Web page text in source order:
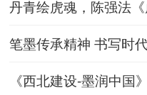
丹青绘虎魂，陈强法
笔墨传承精神 书写
《西北建设-墨润中国